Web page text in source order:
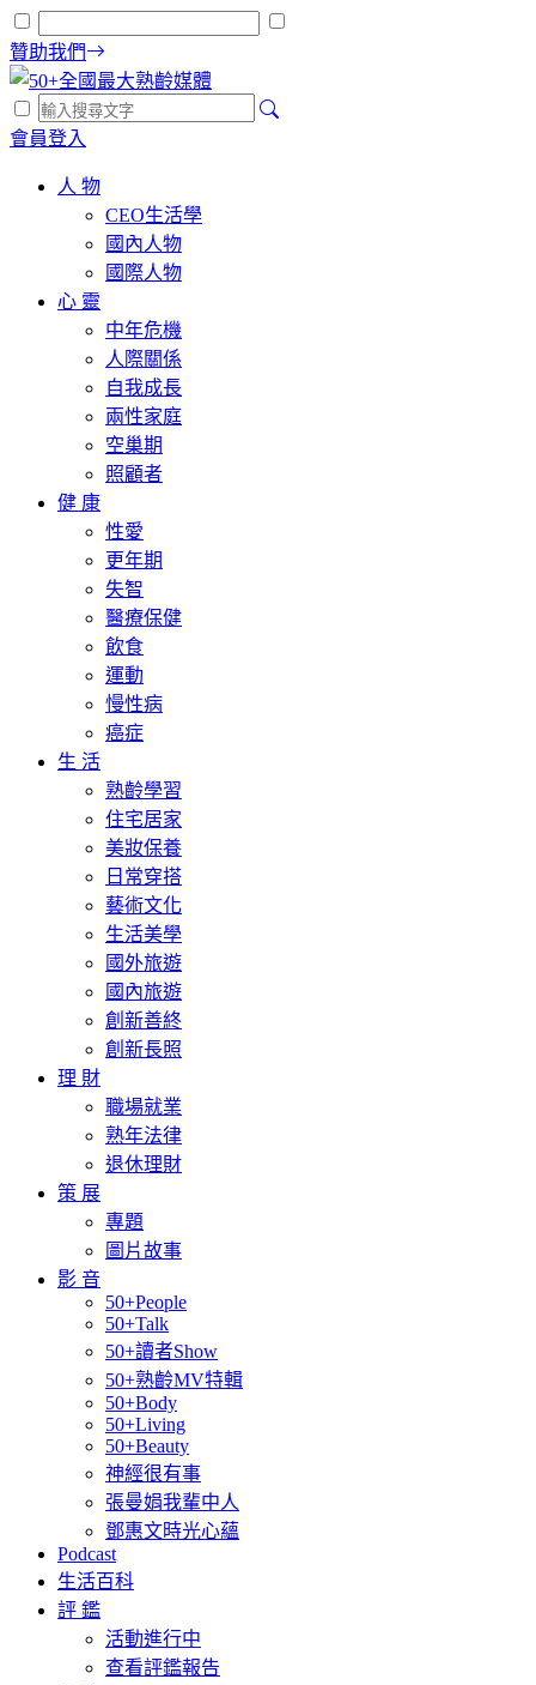
贊助我們
會員登入
人 物
CEO生活學
國內人物
國際人物
心 靈
中年危機
人際關係
自我成長
兩性家庭
空巢期
照顧者
健 康
性愛
更年期
失智
醫療保健
飲食
運動
慢性病
癌症
生 活
熟齡學習
住宅居家
美妝保養
日常穿搭
藝術文化
生活美學
國外旅遊
國內旅遊
創新善終
創新長照
理 財
職場就業
熟年法律
退休理財
策 展
專題
圖片故事
影 音
50+People
50+Talk
50+讀者Show
50+熟齡MV特輯
50+Body
50+Living
50+Beauty
神經很有事
張曼娟我輩中人
鄧惠文時光心蘊
Podcast
生活百科
評 鑑
活動進行中
查看評鑑報告